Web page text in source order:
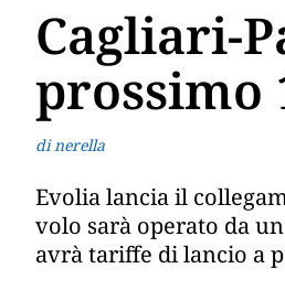
Cagliari-
prossimo
di nerella
Evolia lancia il
volo sarà operato da
avrà tariffe di lancio a